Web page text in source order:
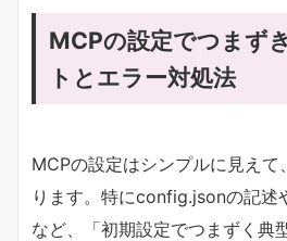
MCPの設定でつまず
トとエラー対処法
MCPの設定はシンプルに見えて
ります。特にconfig.jsonの記述
など、「初期設定でつまずく典